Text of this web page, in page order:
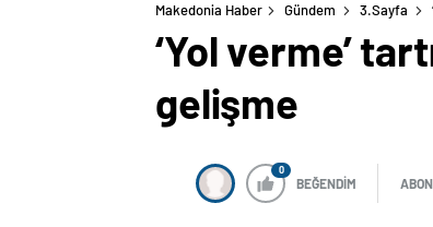
Makedonia Haber Gündem 3.Sayfa
‘Yol verme’
gelişme
0
BEĞENDİM